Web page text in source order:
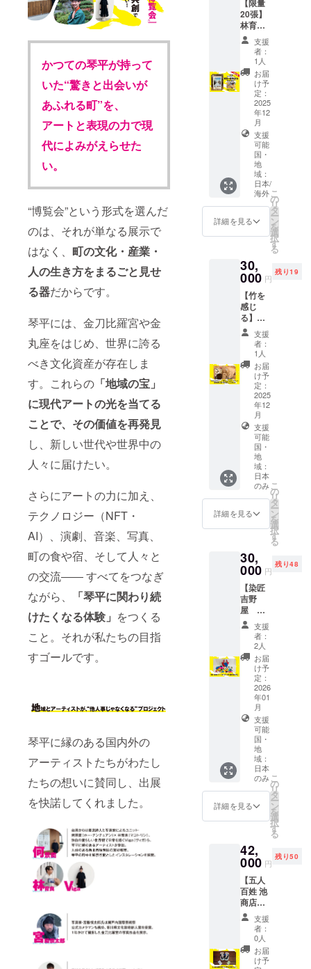
かつての琴平が持って
いた“驚きと出会いが
あふれる町”を、
アートと表現の力で現
代によみがえらせた
い。
“博覧会”という形式を選んだ
のは、それが単なる展示で
はなく、 町の文化・産業・
人の生き方をまるごと見せ
る器だからです。
琴平には、金刀比羅宮や金
丸座をはじめ、世界に誇る
べき文化資産が存在しま
す。これらの 「地域の宝」
に現代アートの光を当てる
ことで、その価値を再発見
し、新しい世代や世界中の
人々に届けたい。
さらにアートの力に加え、
テクノロジー（NFT・
AI）、演劇、音楽、写真、
町の食や宿、そして人々と
の交流―― すべてをつなぎ
ながら、
「琴平に関わり続
けたくなる体験」 をつくる
こと。それが私たちの目指
すゴールです。
琴平に縁のある国内外の
アーティストたちがわたし
たちの想いに賛同し、出展
を快諾してくれました。
レンゲ
（30g1
袋×2）
※原材料
及び添
加物等
の食品
表示は
お届け
商品の
ラベル
に表記
されま
す。商
品開封
前には
必ずお
届けの
ンに貼
付され
意書き
をご確
認くだ
さい。
※写真は
商品の
イメー
ジで
す。実
際の内
容はこ
ちらの
記載を
ご参照
くださ
い。 ※
ご支援
いただ
いた方
のお名
前を
ホーム
ページ
きま
す。
（希望
者の
み） 掲
載を希
望され
る方
は、備
考欄に
掲載し
たいお
名前を
ご記入
くださ
い。
（企業
名、
ニック
ネーム
可） 備
考欄に
ご記入
がない
場合
載いた
しませ
ん。 ＜
掲載サ
イズ＞
30万円
以上：
文字サ
イズ特
大又は
ロゴ掲
飲酒は
法令で
禁止さ
れてい
ます。
20歳未
満の方
はこの
リター
ンを選
択でき
ませ
ん。 ※
ご支援
いただ
いた方
のお名
前を
ホーム
に掲載
させて
きま
す。
（希望
者の
み） 掲
載を希
望され
る方
は、備
考欄に
掲載し
たいお
名前を
ご記入
くださ
い。
（企業
名、
ニック
ネーム
可） 備
考欄に
がない
場合
しませ
ん。 ＜
掲載サ
イズ＞
30万円
以上：
文字サ
イズ特
大又は
ロゴ掲
出 10万
円以上
30万円
未満：
文字サ
イズ大
3万円以
上10万
円未
満：文
字サイ
ズ中 3
万円未
複数の
支援を
組み合
わせて
いただ
いた場
合は額
に応じ
てサイ
ズを調
整致し
枚 ※柄
はおま
かせに
なりま
す。 ※
ご支援
いただ
いた方
のお名
前を
ホーム
ページ
に掲載
させて
いただ
きま
す。
（希望
者の
み） 掲
載を希
望され
は、備
考欄に
掲載し
たいお
名前を
ご記入
くださ
い。
（企業
名、
ニック
ネーム
可） 備
考欄に
ご記入
がない
場合
は、掲
載いた
しませ
ん。 ＜
掲載サ
30万円
以上：
イズ特
大又は
ロゴ掲
出 10万
円以上
30万円
未満：
文字サ
イズ大
3万円以
上10万
円未
満：文
字サイ
ズ中 3
万円未
満：文
字サイ
ズ小 ※
複数の
支援を
組み合
いただ
いた場
てサイ
ズを調
整致し
ます。
為。 ※
凡贊助
者，可
選擇是
否將您
的名字
刊登於
官方網
站（可
使用企
業名稱
或暱
稱）。
如欲刊
登，請
於備註
欄填寫
希望顯
示的名
字。未
＜刊登
字級＞
・30萬
元以
上：特
大字體
或刊登
Logo ・
10萬～
30萬元
未滿：
大字體
・3萬～
10萬元
未滿：
中字體
・3萬元
未滿：
小字體
※若有多
筆贊
助，將
依累計
金額調
整字體
【限定
20枚】
何景窗
による
直筆サ
イン入
りメッ
セージ
カード
「謝
謝」 台
湾を代
表する
アー
ティス
トであ
る書道
詩人、
何景窗
が琴平
山博覧
会を支
くださ
る皆さ
お礼と
して、
直筆で
記した
メッ
セージ
カー
ド。 ＜
内容＞
・ メッ
セージ
カー
言卡 1
張：①
贊助者
姓名
②自訂
書寫文
字 ＋
何景窗
親筆簽
名 ・尺
寸：
128×18
2mm ※
請務必
在備註
欄填
寫：①
卡片上
寫的姓
名 ②
寫的文
字（繁
體中文4
字以
內，日
文8字以
內）。
※留言卡
的底色
隨機，
恕不挑
選。 ※
本作品
著作權
歸何景
窗所
有，嚴
禁修
改、轉
售等行
為。 ※
贊助者
的名字
（僅限
希望
者）。
如欲刊
登，請
於備註
欄填寫
希望刊
登的名
字（可
為企業
名稱或
稱）。
如不希
望刊
登，請
於①中
註明
「HP不
可」。
若未特
別註
明，將
以①所
姓名刊
登。 ＜
刊登字
級＞ ・
30萬元
以上：
特大字
體或刊
登Logo
・10萬
～30萬
【限量
20張】
林育良
Makoto
Lin 攝影
＆親筆
簽名
instax
作為台
灣代表
性的攝
影藝術
家，林
育良
Makoto
Lin以拍
立得
（即時
成像底
捉琴平
小鎮的
並於照
片上親
筆簽
名。 此
作品作
為對支
持「琴
平山博
覽會」
的各位
的感謝
禮，將
與林育
Makoto
Lin的原
創攝影
卡片一
同贈
送。 ＜
內容＞
・拍立
1 張：
附林育
Lin親筆
簽名 ・
照片尺
寸：
54×86
mm ・
林育良
Makoto
Lin攝影
作品畫
卡（無
簽名）
・卡片
尺寸：
172×22
9mm ※
拍立得
照片之
畫面隨
機，恕
不挑
選。 ※
本作品
Makoto
Lin所
有，嚴
禁修
改、轉
售等行
為。 ※
凡贊助
者，可
選擇是
否將您
支援
者：
1人
お届
け予
定：
2025
年12
月
支援
可能
国・
地
域：
日本/
海外
詳細を見る
こ
の
リ
タ
ー
ン
を
選
択
す
る
30,
000 円
残り19
【竹を
感じ
る】
香川県
まんの
う町
産 竹
の手し
ごと
セット
まんの
う町の
竹と、
そこに
関わる
人、暮
らす人
の想い
を
と詰め
込んだ
セット
です。
漆塗り
の竹
コッ
プ、笹
で編む
リース
やしお
り、さ
らにま
んのう
町在住
の陶芸
家高橋
康治氏
がまん
のう町
の竹を
育んだ
豊かな
の土を
て制作
した
らった
竹と土
のネッ
クレス
まで。
竹をめ
ぐる文
化とも
のづく
りの力
を五感
支援
者：
1人
お届
け予
定：
2025
年12
月
支援
可能
国・
地
域：
日本
のみ
詳細を見る
こ
の
リ
タ
ー
ン
を
選
択
す
る
30,
000 円
残り48
【染匠
吉野
屋 イ
チ推
し！】
トート
バッグ
（大）
詰め合
わせ 香
川県伝
統的工
芸であ
る【讃
岐のり
染】と
いう技
法で、
こんぴ
伎の幟
（のぼ
どを手
掛ける
染匠 吉
野屋。
センス
溢れる4
代目、
大野さ
んがセ
レクト
したお
すすめ
支援
者：
2人
お届
け予
定：
2026
年01
月
支援
可能
国・
地
域：
日本
のみ
詳細を見る
こ
の
リ
タ
ー
ン
を
選
択
す
る
42,
000 円
残り50
【五人
百姓 池
商店
イチ推
し！】
オリジ
ナル下
駄セッ
支援
者：
0人
お届
け予